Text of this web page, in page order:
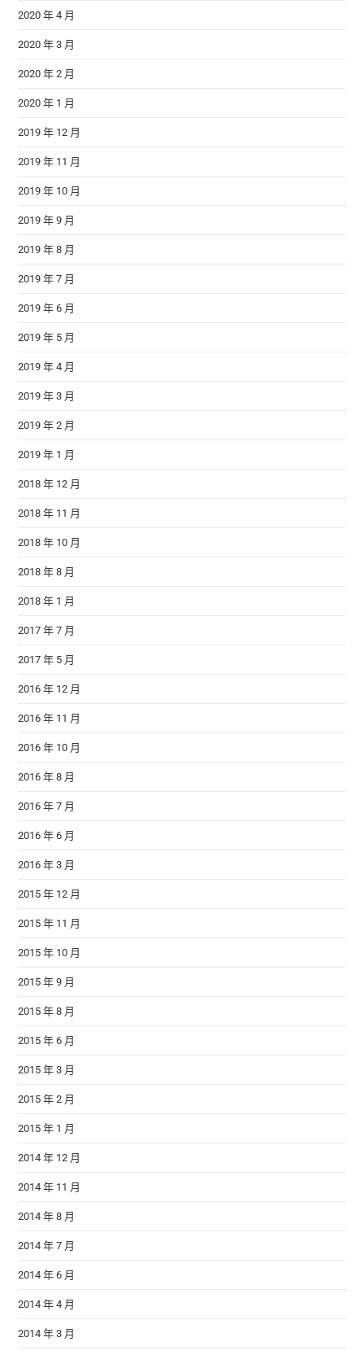
2020 年 4 月
2020 年 3 月
2020 年 2 月
2020 年 1 月
2019 年 12 月
2019 年 11 月
2019 年 10 月
2019 年 9 月
2019 年 8 月
2019 年 7 月
2019 年 6 月
2019 年 5 月
2019 年 4 月
2019 年 3 月
2019 年 2 月
2019 年 1 月
2018 年 12 月
2018 年 11 月
2018 年 10 月
2018 年 8 月
2018 年 1 月
2017 年 7 月
2017 年 5 月
2016 年 12 月
2016 年 11 月
2016 年 10 月
2016 年 8 月
2016 年 7 月
2016 年 6 月
2016 年 3 月
2015 年 12 月
2015 年 11 月
2015 年 10 月
2015 年 9 月
2015 年 8 月
2015 年 6 月
2015 年 3 月
2015 年 2 月
2015 年 1 月
2014 年 12 月
2014 年 11 月
2014 年 8 月
2014 年 7 月
2014 年 6 月
2014 年 4 月
2014 年 3 月